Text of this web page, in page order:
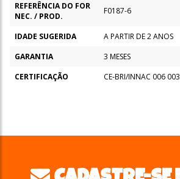
REFERÊNCIA DO FOR
NEC. / PROD.
F0187-6
IDADE SUGERIDA
A PARTIR DE 2 ANOS
GARANTIA
3 MESES
CERTIFICAÇÃO
CE-BRI/INNAC 006